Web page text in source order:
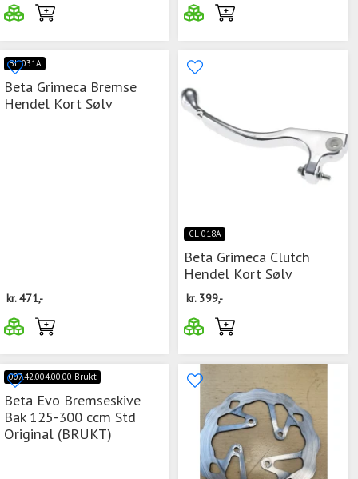
BL 031A
Beta Grimeca Bremse
Hendel Kort Sølv
kr.471,-
CL 018A
Beta Grimeca Clutch
Hendel Kort Sølv
kr. 399,-
007.42.004.00.00 Brukt
Beta Evo Bremseskive
Bak 125-300 ccm Std
Original (BRUKT)